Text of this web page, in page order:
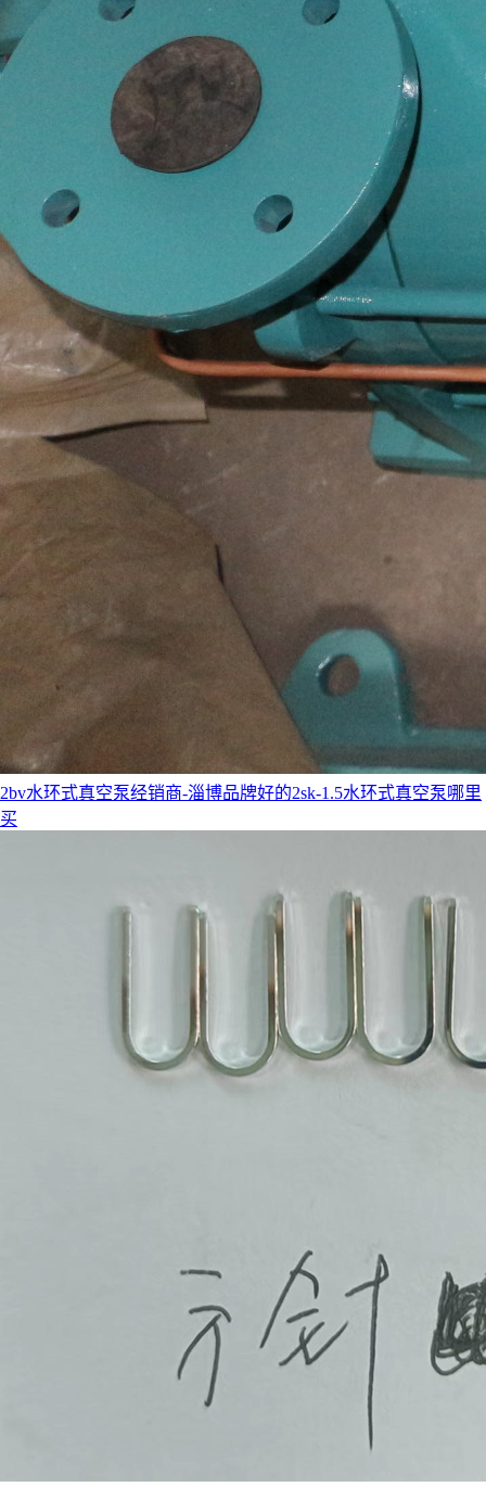
2bv水环式真空泵经销商-淄博品牌好的2sk-1.5水环式真空泵哪里
买